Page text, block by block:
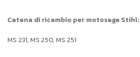
Catena di ricambio per motosega Stihl:
MS 231, MS 250, MS 251